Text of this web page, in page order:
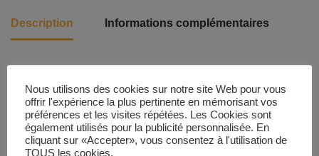
Description Informations complémentaires
Produits similaires
Nous utilisons des cookies sur notre site Web pour vous
offrir l'expérience la plus pertinente en mémorisant vos
préférences et les visites répétées. Les Cookies sont
également utilisés pour la publicité personnalisée. En
cliquant sur «Accepter», vous consentez à l'utilisation de
TOUS les cookies.